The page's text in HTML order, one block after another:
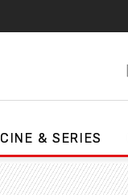
CINE & SERIES